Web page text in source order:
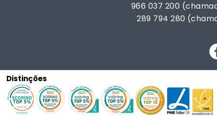
966 037 200
289 794 280
Distinções